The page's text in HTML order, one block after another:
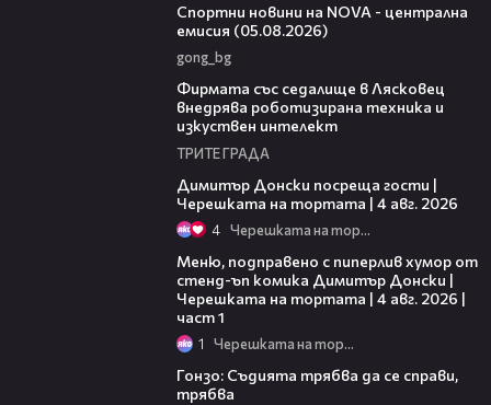
Спортни новини на NOVA - централна
емисия (05.08.2026)
gong_bg
Фирмата със седалище в Лясковец
внедрява роботизирана техника и
изкуствен интелект
ТРИТЕ ГРАДА
Димитър Донски посреща гости |
Черешката на тортата | 4 авг. 2026
4 Черешката на тортата
Меню, подправено с пиперлив хумор от
стенд-ъп комика Димитър Донски |
Черешката на тортата | 4 авг. 2026 |
част 1
1 Черешката на тортата
Гонзо: Съдията трябва да се справи,
трябва